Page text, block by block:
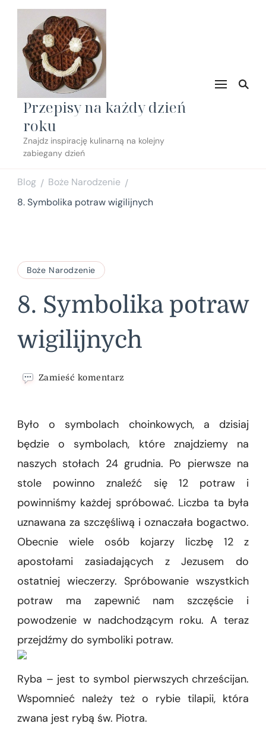
Przepisy na każdy dzień
roku
Znajdz inspirację kulinarną na kolejny
zabiegany dzień
Blog / Boże Narodzenie /
8. Symbolika potraw wigilijnych
Boże Narodzenie
8. Symbolika potraw
wigilijnych
Zamieść komentarz
potraw
wigilijnych
Było o symbolach choinkowych, a dzisiaj
będzie o symbolach, które znajdziemy na
naszych stołach 24 grudnia. Po pierwsze na
stole powinno znaleźć się 12 potraw i
powinniśmy każdej spróbować. Liczba ta była
uznawana za szczęśliwą i oznaczała bogactwo.
Obecnie wiele osób kojarzy liczbę 12 z
apostołami zasiadających z Jezusem do
ostatniej wieczerzy. Spróbowanie wszystkich
potraw ma zapewnić nam szczęście i
powodzenie w nadchodzącym roku. A teraz
przejdźmy do symboliki potraw.
Ryba – jest to symbol pierwszych chrześcijan.
Wspomnieć należy też o rybie tilapii, która
zwana jest rybą św. Piotra.